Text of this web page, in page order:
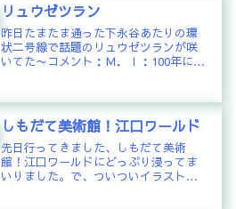
リュウゼツラン
昨日たまたま通った下永谷あたりの環
状二号線で話題のリュウゼツランが咲
いてた〜コメント：Ｍ．Ｉ：100年に1
って言ってたけど実際に見られるとは
思ってなかったので超ラッキー😂Ｙ...
しもだて美術館！江口ワールド
先日行ってきました、しもだて美術
館！江口ワールドにどっぷり浸ってま
いりました。で、ついついイラスト集